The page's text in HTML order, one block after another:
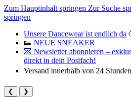
Zum Hauptinhalt springen Zur Suche
springen
Unsere Dancewear ist endlich da
👟 NEUE SNEAKER
💌 Newsletter abonnieren –
direkt in dein Postfach!
Versand innerhalb von 24
❮
❯